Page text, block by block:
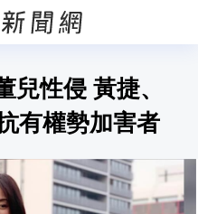
兒性侵 黃捷、
有權勢加害者